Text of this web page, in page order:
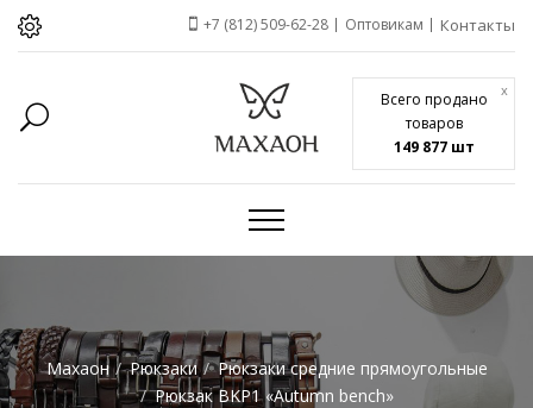
Всего продано
товаров
149 877 шт
x
+7 (812) 509-62-28 Оптовикам Контакты
Махаон Рюкзаки
Рюкзаки средние прямоугольные
Рюкзак BKP1 «Autumn bench»